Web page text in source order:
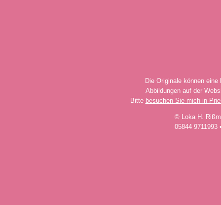
Die Originale können
Abbildungen auf der
Bitte besuchen Sie mich in
© Loka H.
05844 9711993